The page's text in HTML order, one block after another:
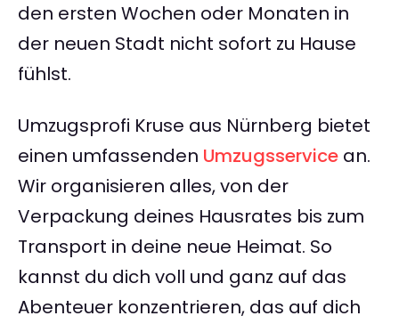
den ersten Wochen oder Monaten in
der neuen Stadt nicht sofort zu Hause
fühlst.
Umzugsprofi Kruse aus Nürnberg bietet
einen umfassenden Umzugsservice an.
Wir organisieren alles, von der
Verpackung deines Hausrates bis zum
Transport in deine neue Heimat. So
kannst du dich voll und ganz auf das
Abenteuer konzentrieren, das auf dich